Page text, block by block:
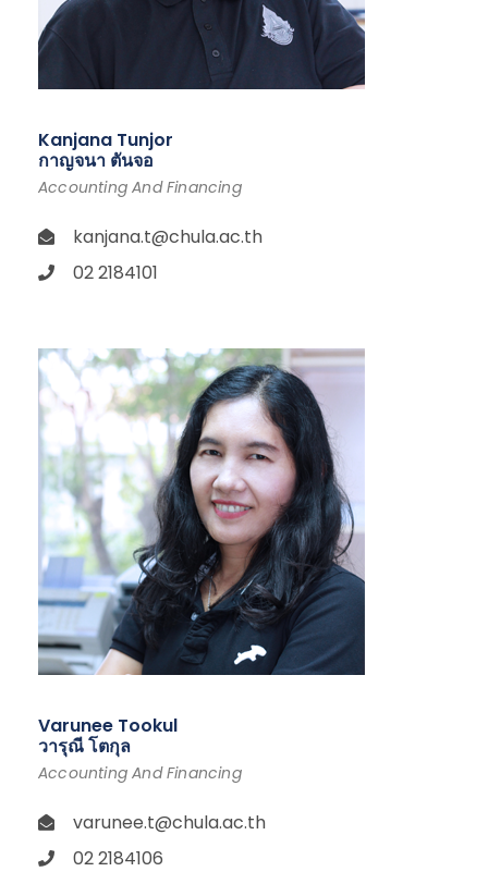
Kanjana Tunjor
กาญจนา ตันจอ
Accounting And Financing
kanjana.t@chula.ac.th
02 2184101
Varunee Tookul
วารุณี โตกุล
Accounting And Financing
varunee.t@chula.ac.th
02 2184106